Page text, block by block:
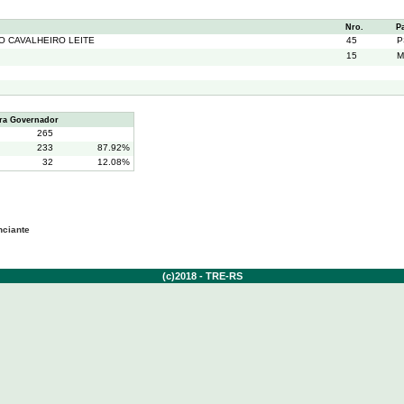
Nro.
CAVALHEIRO LEITE 45
15
Governador
265
233
87.92%
32
12.08%
(c)2018 - TRE-RS